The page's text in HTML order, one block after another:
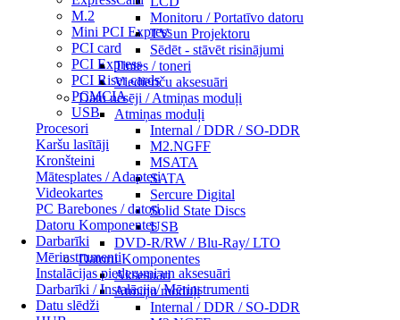
M.2
Mini PCI Express
PCI card
PCI Express
PCI Riser cards
PCMCIA
USB
Procesori
Karšu lasītāji
Kronšteini
Mātesplates / Adapteri
Videokartes
PC Barebones / datori
Datoru Komponentes
Darbarīki
Mērinstrumenti
Instalācijas piederumi un aksesuāri
Darbarīki / Instalācija/ Mērinstrumenti
Datu slēdži
Monitoru / Portatīvo datoru
TV un Projektoru
Sēdēt - stāvēt risinājumi
Tintes / toneri
Viedierīču aksesuāri
Datu nesēji / Atmiņas moduļi
Atmiņas moduļi
Internal / DDR / SO-DDR
M2.NGFF
MSATA
SATA
Sercure Digital
Solid State Discs
USB
DVD-R/RW / Blu-Ray/ LTO
Datoru Komponentes
Aksesuāri
Atmiņu moduļi
Internal / DDR / SO-DDR